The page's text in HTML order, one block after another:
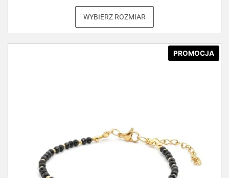
WYBIERZ ROZMIAR
PROMOCJA